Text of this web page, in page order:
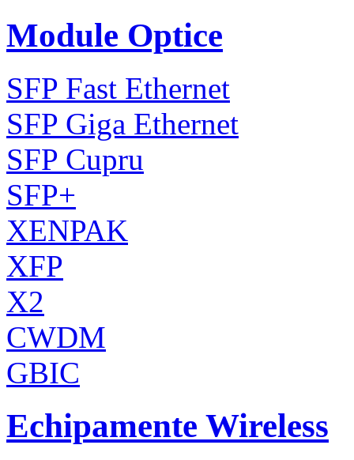
Module Optice
SFP Fast Ethernet
SFP Giga Ethernet
SFP Cupru
SFP+
XENPAK
XFP
X2
CWDM
GBIC
Echipamente Wireless